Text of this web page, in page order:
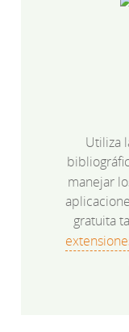
Utiliza
manejar
gratuita